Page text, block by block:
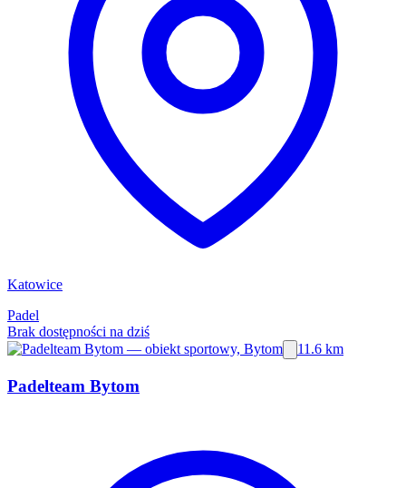
Katowice
Padel
Brak dostępności na dziś
11.6 km
Padelteam Bytom